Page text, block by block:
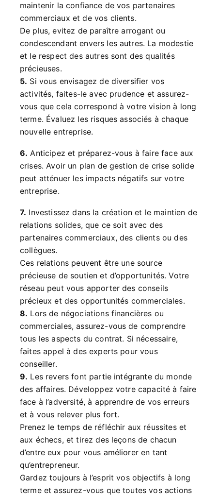
maintenir la confiance de vos partenaires
commerciaux et de vos clients.
De plus, evitez de paraître arrogant ou
condescendant envers les autres. La modestie
et le respect des autres sont des qualités
précieuses.
5. Si vous envisagez de diversifier vos
activités, faites-le avec prudence et assurez-
vous que cela correspond à votre vision à long
terme. Évaluez les risques associés à chaque
nouvelle entreprise.
6. Anticipez et préparez-vous à faire face aux
crises. Avoir un plan de gestion de crise solide
peut atténuer les impacts négatifs sur votre
entreprise.
7. Investissez dans la création et le maintien de
relations solides, que ce soit avec des
partenaires commerciaux, des clients ou des
collègues.
Ces relations peuvent être une source
précieuse de soutien et d’opportunités. Votre
réseau peut vous apporter des conseils
précieux et des opportunités commerciales.
8. Lors de négociations financières ou
commerciales, assurez-vous de comprendre
tous les aspects du contrat. Si nécessaire,
faites appel à des experts pour vous
conseiller.
9. Les revers font partie intégrante du monde
des affaires. Développez votre capacité à faire
face à l’adversité, à apprendre de vos erreurs
et à vous relever plus fort.
Prenez le temps de réfléchir aux réussites et
aux échecs, et tirez des leçons de chacun
d’entre eux pour vous améliorer en tant
qu’entrepreneur.
Gardez toujours à l’esprit vos objectifs à long
terme et assurez-vous que toutes vos actions